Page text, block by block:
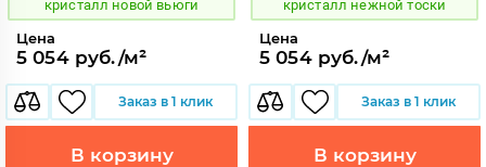
кристалл новой вьюги
Цена
5 054 руб./м²
Заказ в 1 клик
В корзину
кристалл нежной тоски
Цена
5 054 руб./м²
Заказ в 1 клик
В корзину